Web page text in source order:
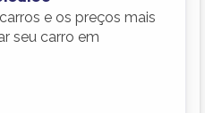
e os preços mais
seu carro em